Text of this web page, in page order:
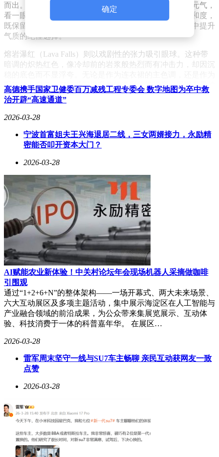
而出。这种像夏天冰镇香瓜般的暖色系，不刺眼却充满元气，
看一眼便觉得舒服干净。其柔和的明度与恰到好处的饱和度，
既保留了粉色的浪漫，又剔除了甜腻感，成为日常穿搭中提升
气质的绝佳选择。
熔岩瀑红（Lava Falls）则以戏剧性的张力吸引眼球。这种带
暗调的炽热红色，像冷却前的岩浆般热烈而有冲击力，却因沉
配饰的点缀色，都能瞬间提升整体造型的辨识度，展现无畏的
时尚态度。
在粉色系中，灰粉玫（Dusty Rose）与玫瑰粉（Rose Pink）共
朦胧感，气质高级；后者则以柔和的明度与饱和度成为“温柔
锚点”，保留浪漫的同时剔除甜腻。两种粉色系各有千秋，满
红与紫调的融合，浓郁饱和且带雾感，像新鲜苋菜的汁液般沉
静有力量；烟熏紫（Burnished Lilac）则以浅紫与灰调的组
合，呈现出做旧般的朦胧感，梦幻而不甜腻。两种紫色调为春
夏穿搭增添了一份神秘与深邃。
蓝色系中，运河蓝（Dutch Canal）与海滨蓝形成互补。这种介
于雾霾蓝与牛仔蓝之间的色调，安静治愈且文艺松弛，高级中
带着故事感。无论是作为外套的主色调，还是作为裤装的搭配
色，都能为整体造型增添一份随性与优雅。
香蕉黄（Pale Banana）与页岩绿（Shale Green）分别以柔和的
粉蜡笔黄色与沉静的大地绿色，为春夏穿搭注入自然气息。前
者像熟香蕉内侧的奶黄色，温柔不刺眼且自带治愈感；后者则
以低饱和的灰绿色调，呈现出岩石肌理般的冷静与理性。两种
色彩一暖一冷，共同诠释了自然与都市的融合之美。
确定
高德携手国家卫健委百万减残工程专委会 数字地图为卒中救
治开辟“高速通道”
2026-03-28
宁波首富姐夫王兴海退居二线，三女两婿接力，永励精
密能否叩开资本大门？
2026-03-28
AI赋能农业新体验！中关村论坛年会现场机器人采摘做咖啡
引围观
通过“1+2+6+N”的整体架构——一场开幕式、两大未来场景、
六大互动展区及多项主题活动，集中展示海淀区在人工智能与
产业融合领域的前沿成果，为公众带来集展览展示、互动体
验、科技消费于一体的科普嘉年华。 在展区…
2026-03-28
雷军周末坚守一线与SU7车主畅聊 亲民互动获网友一致
点赞
2026-03-28